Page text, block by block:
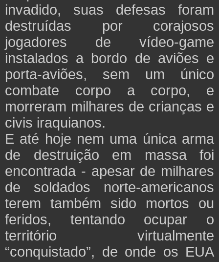
invadido, suas defesas foram
destruídas por corajosos
jogadores de vídeo-game
instalados a bordo de aviões e
porta-aviões, sem um único
combate corpo a corpo, e
morreram milhares de crianças e
civis iraquianos.
E até hoje nem uma única arma
de destruição em massa foi
encontrada - apesar de milhares
de soldados norte-americanos
terem também sido mortos ou
feridos, tentando ocupar o
território virtualmente
“conquistado”, de onde os EUA